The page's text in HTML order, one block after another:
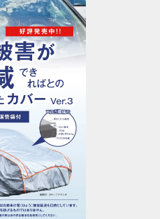
特定個人情報取扱基本方針